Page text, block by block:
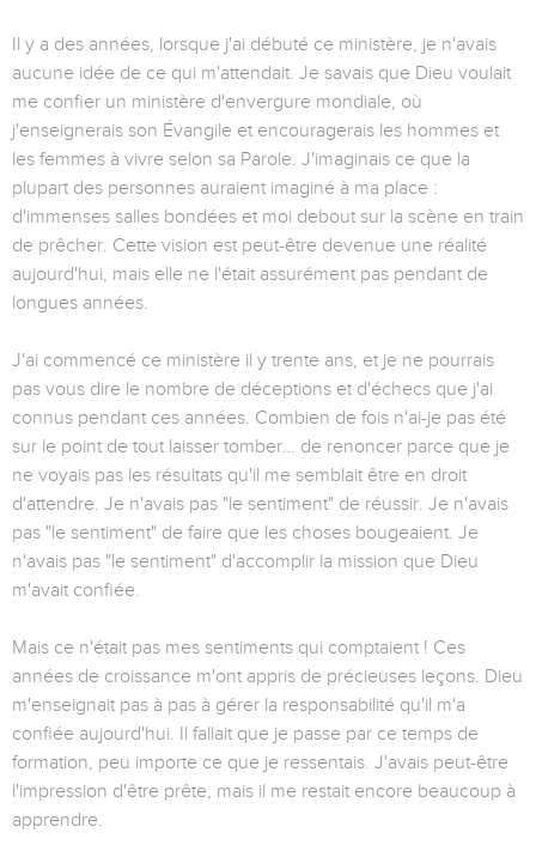
Il y a des années, lorsque j'ai débuté ce ministère, je n'avais
aucune idée de ce qui m'attendait. Je savais que Dieu voulait
me confier un ministère d'envergure mondiale, où
j'enseignerais son Évangile et encouragerais les hommes et
les femmes à vivre selon sa Parole. J'imaginais ce que la
plupart des personnes auraient imaginé à ma place :
d'immenses salles bondées et moi debout sur la scène en train
de prêcher. Cette vision est peut-être devenue une réalité
aujourd'hui, mais elle ne l'était assurément pas pendant de
longues années.
J'ai commencé ce ministère il y trente ans, et je ne pourrais
pas vous dire le nombre de déceptions et d'échecs que j'ai
connus pendant ces années. Combien de fois n'ai-je pas été
sur le point de tout laisser tomber… de renoncer parce que je
ne voyais pas les résultats qu'il me semblait être en droit
d'attendre. Je n'avais pas "le sentiment" de réussir. Je n'avais
pas "le sentiment" de faire que les choses bougeaient. Je
n'avais pas "le sentiment" d'accomplir la mission que Dieu
m'avait confiée.
Mais ce n'était pas mes sentiments qui comptaient ! Ces
années de croissance m'ont appris de précieuses leçons. Dieu
m'enseignait pas à pas à gérer la responsabilité qu'il m'a
confiée aujourd'hui. Il fallait que je passe par ce temps de
formation, peu importe ce que je ressentais. J'avais peut-être
l'impression d'être prête, mais il me restait encore beaucoup à
apprendre.